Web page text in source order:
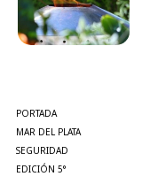
PORTADA
MAR DEL PLATA
SEGURIDAD
EDICIÓN 5°